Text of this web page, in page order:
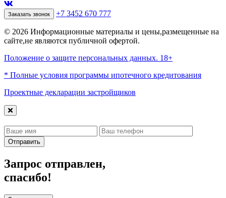
Заказать звонок +7 3452 670 777
© 2026 Информационные материалы и цены,размещенные на
сайте,не являются публичной офертой.
Положение о защите персональных данных. 18+
* Полные условия программы ипотечного кредитования
Проектные декларации застройщиков
Отправить
Запрос отправлен,
спасибо!